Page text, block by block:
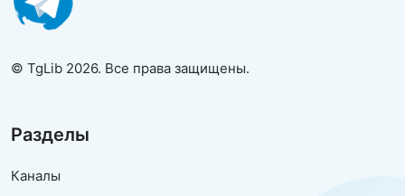
© TgLib 2026. Все права защищены.
Разделы
Каналы